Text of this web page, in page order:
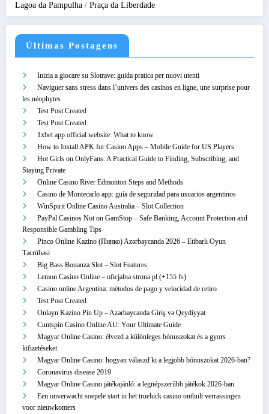
Lagoa da Pampulha / Praça da Liberdade
Últimas Postagens
Inizia a giocare su Slotrave: guida pratica per nuovi utenti
Naviguer sans stress dans l’univers des casinos en ligne, une surprise pour
les néophytes
Test Post Created
Test Post Created
1xbet app official website: What to know
How to Install APK for Casino Apps – Mobile Guide for US Players
Hot Girls on OnlyFans: A Practical Guide to Finding, Subscribing, and
Staying Private
Online Casino River Edmonton Steps and Methods
Casino de Montecarlo app: guía de seguridad para usuarios argentinos
WinSpirit Online Casino Australia – Slot Collection
PayPal Casinos Not on GamStop – Safe Banking, Account Protection and
Responsible Gambling Tips
Pinco Online Kazino (Пинко) Azərbaycanda 2026 – Etibarlı Oyun
Təcrübəsi
Big Bass Bonanza Slot – Slot Features
Lemon Casino Online – oficjalna strona pl (+155 fs)
Casino online Argentina: métodos de pago y velocidad de retiro
Test Post Created
Onlayn Kazino Pin Up – Azərbaycanda Giriş və Qeydiyyat
Cuntspin Casino Online AU: Your Ultimate Guide
Magyar Online Casino: élvezd a különleges bónuszokat és a gyors
kifizetéseket
Magyar Online Casino: hogyan válaszd ki a legjobb bónuszokat 2026-ban?
Coronavirus disease 2019
Magyar Online Casino játékajánló: a legnépszerűbb játékok 2026-ban
Een onverwacht soepele start in het trueluck casino onthult verrassingen
voor nieuwkomers